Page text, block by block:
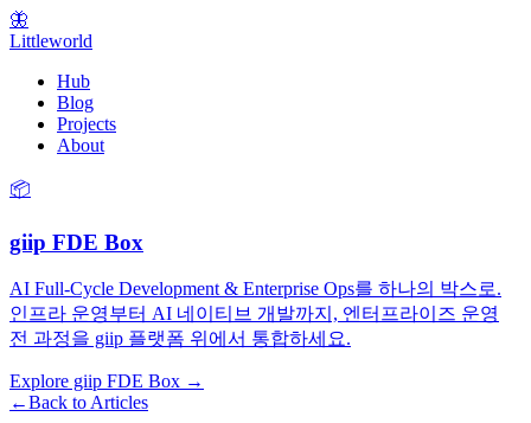
🦋
Littleworld
Hub
Blog
Projects
About
📦
giip FDE Box
AI Full-Cycle Development & Enterprise Ops를 하나의 박스로.
인프라 운영부터 AI 네이티브 개발까지, 엔터프라이즈 운영
전 과정을 giip 플랫폼 위에서 통합하세요.
Explore giip FDE Box →
←Back to Articles